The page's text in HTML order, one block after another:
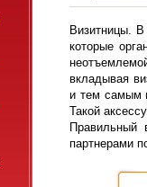
Визитницы.
которые
вкладывая
и тем самым
Такой
Правильный
партнерами